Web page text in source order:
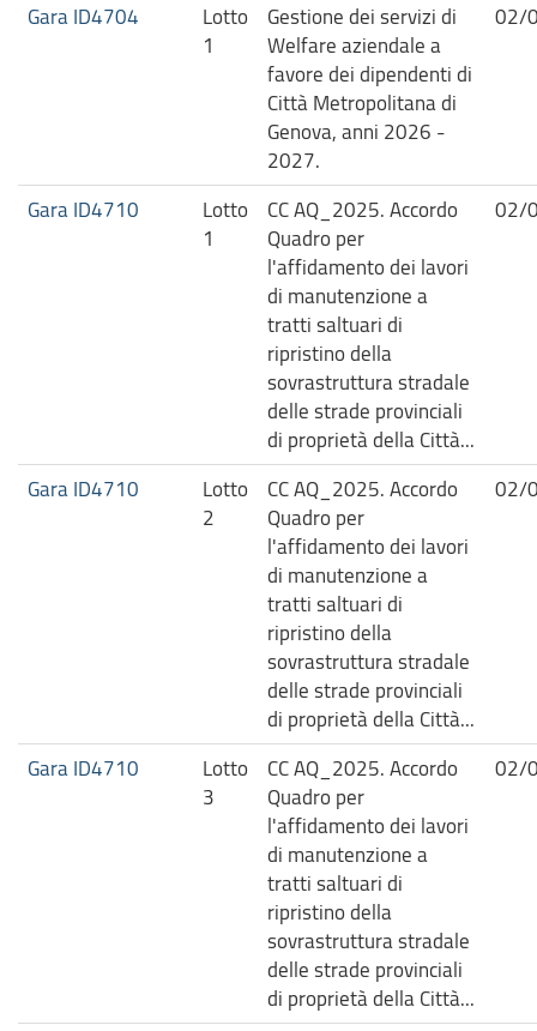
Gara ID4704
Lotto
1
Gestione dei servizi di
Welfare aziendale a
favore dei dipendenti di
Città Metropolitana di
Genova, anni 2026 -
2027.
02/
Gara ID4710
Lotto
1
CC AQ_2025. Accordo
Quadro per
l'affidamento dei lavori
di manutenzione a
tratti saltuari di
ripristino della
sovrastruttura stradale
delle strade provinciali
di proprietà della Città...
02/
Gara ID4710
Lotto
2
CC AQ_2025. Accordo
Quadro per
l'affidamento dei lavori
di manutenzione a
tratti saltuari di
ripristino della
sovrastruttura stradale
delle strade provinciali
di proprietà della Città...
02/
Gara ID4710
Lotto
3
CC AQ_2025. Accordo
Quadro per
l'affidamento dei lavori
di manutenzione a
tratti saltuari di
ripristino della
sovrastruttura stradale
delle strade provinciali
di proprietà della Città...
02/